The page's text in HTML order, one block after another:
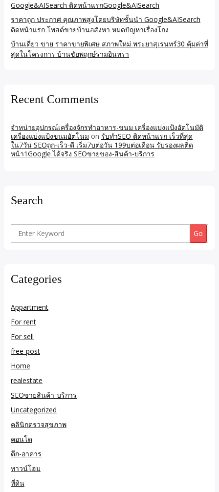
Google&AISearch ติดหน้าแรกGoogle&AISearch
ราคาถูก ประกาศ คุณภาพสูงโดยบริษัทชั้นนำ Google&AISearch
ติดหน้าแรก โพสต์ขายบ้านอสังหา หมดปัญหาเรื่องโกง
บ้านเดี่ยว ขาย ราคาขายพิเศษ สภาพใหม่ พระยาสุเรนทร์30 คุ้มค่าที่
สุดในโครงการ บ้านชัยพฤกษ์รามอินทรา
Recent Comments
จำหน่ายอุปกรณ์เครื่องจักรทำอาหาร-ขนม เครื่องแบ่งแป้งอัตโนมัติ
เครื่องแบ่งแป้งขนมอัตโนม on รับทำSEO ติดหน้าแรก เร็วที่สุด
ใน7วัน SEOถูก-เร็ว-ดี เริ่ม7บต่อวัน 199บต่อเดือน รับรองผลติด
หน้า1Google ได้จริง SEOขายของ-สินค้า-บริการ
Search
Search
Categories
Appartment
For rent
For sell
free-post
Home
realestate
SEOขายสินค้า-บริการ
Uncategorized
คลินิกตรวจสุขภาพ
คอนโด
ตึก-อาคาร
ทาวน์โฮม
ที่ดิน